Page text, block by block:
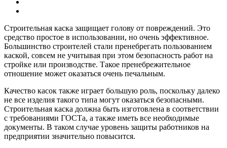
Строительная каска защищает голову от повреждений. Это
средство простое в использовании, но очень эффективное.
Большинство строителей стали пренебрегать пользованием
каской, совсем не учитывая при этом безопасность работ на
стройке или производстве. Такое пренебрежительное
отношение может оказаться очень печальным.
Качество касок также играет большую роль, поскольку далеко
не все изделия такого типа могут оказаться безопасными.
Строительная каска должна быть изготовлена в соответствии
с требованиями ГОСТа, а также иметь все необходимые
документы. В таком случае уровень защиты работников на
предприятии значительно повысится.